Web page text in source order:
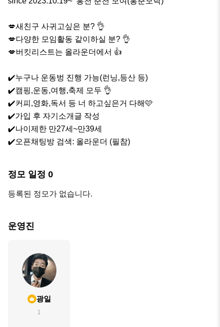
💋새친구 사귀고싶은 분? 👌
💋다양한 모임활동 같이하실 분? 👌
💋버킷리스트는 올라운더에서 👍
✔️누구나 운동벙 진행 가능(런닝,등산 등)
✔️캠핑,운동,여행,축제 모두 👌
✔️커피,영화,독서 등 너 하고싶은거 다해🩷
✔️가입 후 자기소개글 작성
✔️나이제한 만27세~만39세
✔️오픈채팅방 검색: 올라운더 (필참)
정모 일정 0
등록된 정모가 없습니다.
운영진
광일
1